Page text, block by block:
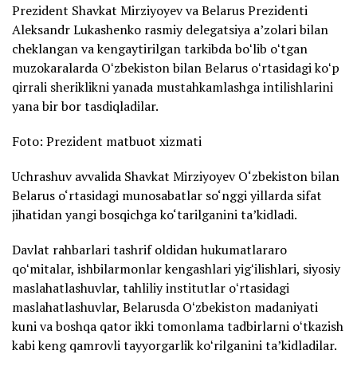
Prezident Shavkat Mirziyoyev va Belarus Prezidenti
Aleksandr Lukashenko rasmiy delegatsiya aʼzolari bilan
cheklangan va kengaytirilgan tarkibda boʻlib oʻtgan
muzokaralarda Oʻzbekiston bilan Belarus oʻrtasidagi koʻp
qirrali sheriklikni yanada mustahkamlashga intilishlarini
yana bir bor tasdiqladilar.
Foto: Prezident matbuot xizmati
Uchrashuv avvalida Shavkat Mirziyoyev O‘zbekiston bilan
Belarus o‘rtasidagi munosabatlar so‘nggi yillarda sifat
jihatidan yangi bosqichga ko‘tarilganini ta’kidladi.
Davlat rahbarlari tashrif oldidan hukumatlararo
qoʻmitalar, ishbilarmonlar kengashlari yigʻilishlari, siyosiy
maslahatlashuvlar, tahliliy institutlar oʻrtasidagi
maslahatlashuvlar, Belarusda Oʻzbekiston madaniyati
kuni va boshqa qator ikki tomonlama tadbirlarni oʻtkazish
kabi keng qamrovli tayyorgarlik koʻrilganini taʼkidladilar.